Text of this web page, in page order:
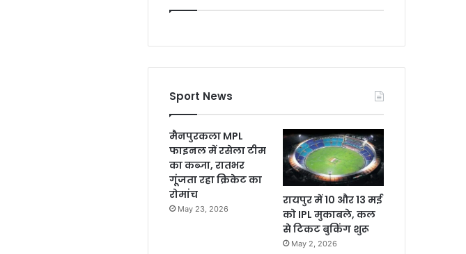
Sport News
मैनपुरकला MPL
फाइनल में रसेला टीम
का कब्जा, रातभर
गूंजता रहा क्रिकेट का
रोमांच
May 23, 2026
रायपुर में 10 और 13 मई
को IPL मुकाबले, कल
से टिकट बुकिंग शुरू
May 2, 2026